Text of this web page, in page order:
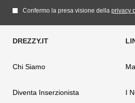
Confermo la presa visione della privacy
Chi Siamo
Diventa Inserzionista I